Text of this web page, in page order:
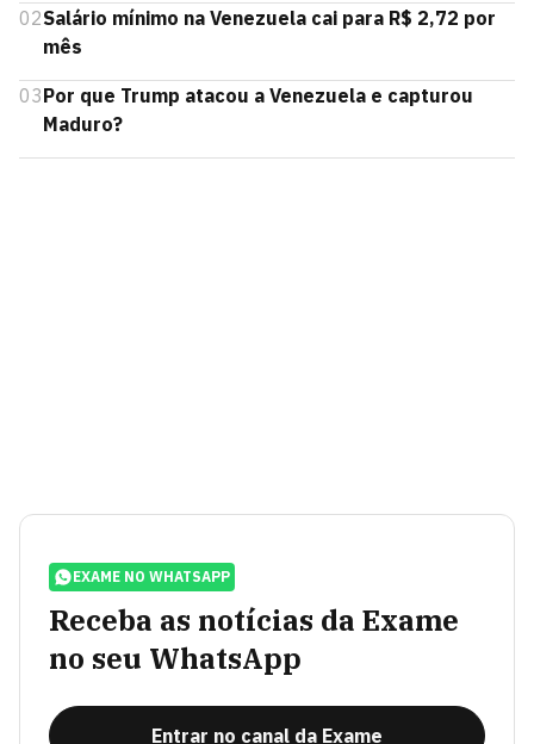
02Salário mínimo na Venezuela cai para R$ 2,72 por
mês
03Por que Trump atacou a Venezuela e capturou
Maduro?
EXAME NO WHATSAPP
Receba as notícias da Exame
no seu WhatsApp
Entrar no canal da Exame